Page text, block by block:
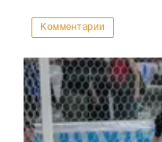
Комментарии